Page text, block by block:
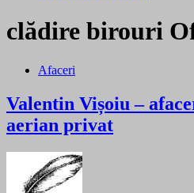
clădire birouri
Afaceri
Valentin Vișoiu –
aerian privat